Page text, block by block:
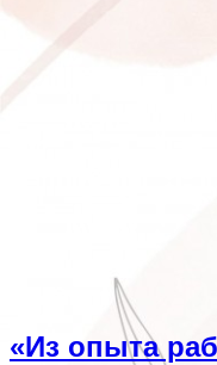
«Из опыта